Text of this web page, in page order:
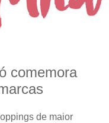
comemora
de maior